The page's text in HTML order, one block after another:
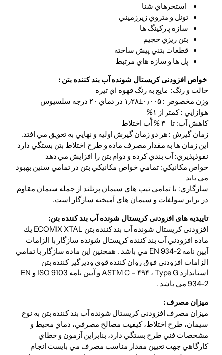
استخرهاي شنا
تونل و متروي زيرزميني
سازه پاركينگ ها
بتن ريزي حجيم
قطعات بتني پيش ساخته
پل ها و سازه هاي مرتبط
خواص افزودنی کریستال شونده آب بند کننده بتن :
حالت و رنگ: مايع به رنگ قهوه اي تيره
وزن مخصوص : ۰٫۰۰۵±۱٫۲۸ در دماي ۲۰ درجه سلسیوس
هوازايي : کمتر از ۱%
كاهش آب: تا ۳۰ % آّب اختلاط
زمان گيرش : هر دو زمان گيرش اوليه و نهايي به تعويق مي افتد.
اين زمان ها به مقدار مصرف ماده و طرح اختلاط بتن بستگي دارد
نفوذپذيري: آب بندي كرده و دوام بتن را افزايش مي دهد
خواص مكانيكي: تمامي خواص مكانيكي بتن در تمامي سنين بهبود
مي يابد
سازگاري: با تمامي تيپ هاي سيمان پرتلند از جمله سيمان مقاوم
در برابر سولفات و سيمان هاي آميخته سازگار است.
تاییدیه های افزودنی کریستال شونده آب بند کننده بتن:
افزودنی کریستال شونده آب بند کننده بتن ECOMIX XTAL يك
ماده افزودني آب بند كننده كريستال شونده سازگار با الزامات
آيين نامه EN 934-2 مي باشد . همچنين اين ماده سازگار با تمامي
الزامات افزودني فوق روان كننده قوي وديرگير كننده بتن
استاندارد ASTM C – ۴۹۴ ، Type G و آيين نامه ISO 9103 و EN
934-2 مي باشد .
میزان مصرف :
ميزان مصرف افزودنی کریستال شونده آب بند کننده بتن به نوع
سيمان، طرح اختلاط، كيفيت مصالح مصرفي، دماي محيط و
مشخصات فني طرح بستگي دارد، بنابراين آزمون و خطاي
كارگاهي جهت تعيين مقدار مناسب مصرف مي بايست انجام